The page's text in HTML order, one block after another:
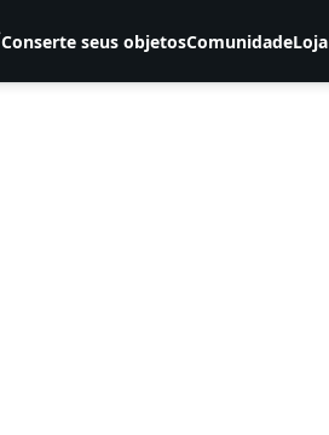
Conserte seus objetosComunidadeLoja